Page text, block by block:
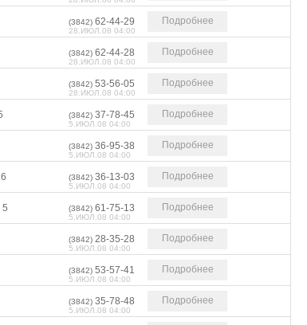
(3842) 62-44-29
28.ИЮЛ.08 04:00
Подробнее
(3842) 62-44-28
28.ИЮЛ.08 04:00
Подробнее
(3842) 53-56-05
28.ИЮЛ.08 04:00
Подробнее
(3842) 37-78-45
5.ИЮЛ.08 04:00
Подробнее
(3842) 36-95-38
5.ИЮЛ.08 04:00
Подробнее
(3842) 36-13-03
5.ИЮЛ.08 04:00
Подробнее
5 (3842) 61-75-13
5.ИЮЛ.08 04:00
Подробнее
(3842) 28-35-28
5.ИЮЛ.08 04:00
Подробнее
(3842) 53-57-41
5.ИЮЛ.08 04:00
Подробнее
(3842) 35-78-48
5.ИЮЛ.08 04:00
Подробнее